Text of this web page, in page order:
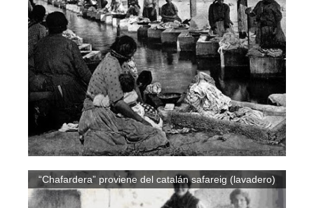
“Chafardera” proviene del catalán safareig (lavadero)